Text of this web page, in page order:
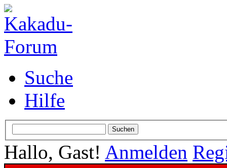
Suche
Hilfe
Hallo, Gast! Anmelden